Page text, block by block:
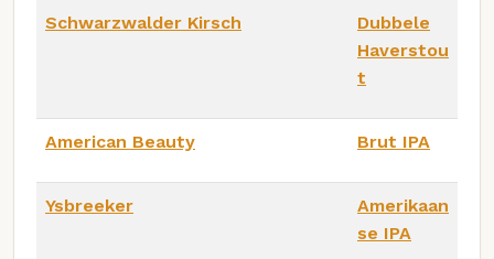
Schwarzwalder Kirsch
Dubbele
Haverstou
t
American Beauty Brut IPA
Ysbreeker
Amerikaan
se IPA